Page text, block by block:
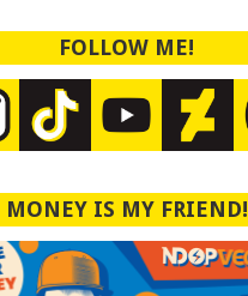
FOLLOW ME!
MONEY IS MY FRIEND!